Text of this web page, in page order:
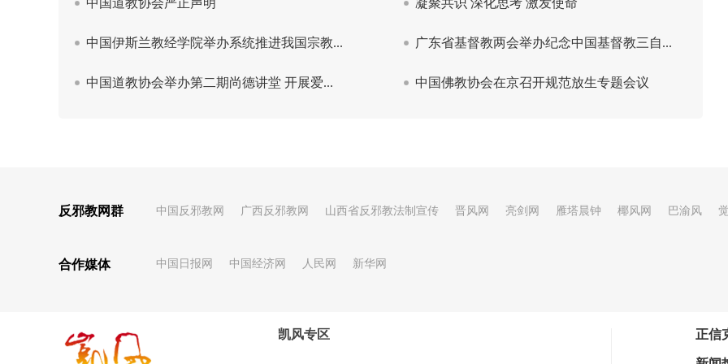
反邪教网群
合作媒体
中国反邪教网 广西反邪教网 山西省反邪教法制宣传 晋风网 亮剑网 雁塔晨钟 椰风网 巴渝风
中国日报网 中国经济网 人民网 新华网
凯风专区 正信